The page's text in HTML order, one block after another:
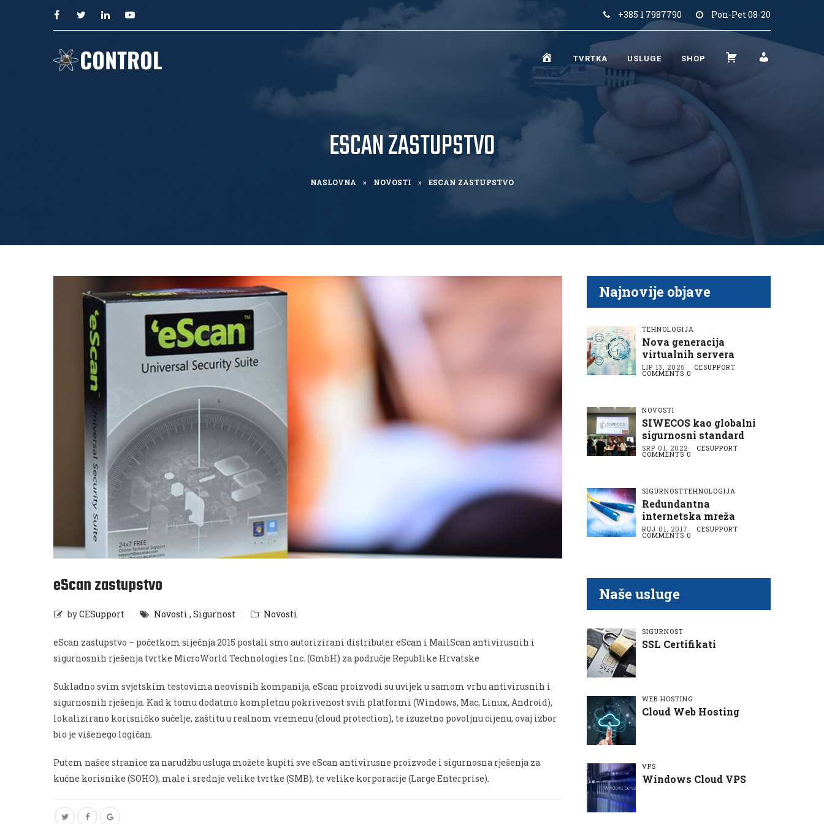
+385 1 7987790 Pon-Pet 08-20
TVRTKA USLUGE SHOP
ESCAN ZASTUPSTVO
NASLOVNA » NOVOSTI » ESCAN ZASTUPSTVO
eScan zastupstvo
byCESupport Novosti , Sigurnost Novosti
eScan zastupstvo – početkom siječnja 2015 postali smo autorizirani distributer eScan i MailScan antivirusnih i
sigurnosnih rješenja tvrtke MicroWorld Technologies Inc. (GmbH) za područje Republike Hrvatske
Sukladno svim svjetskim testovima neovisnih kompanija, eScan proizvodi su uvijek u samom vrhu antivirusnih i
sigurnosnih rješenja. Kad k tomu dodatmo kompletnu pokrivenost svih platformi (Windows, Mac, Linux, Android),
lokalizirano korisničko sučelje, zaštitu u realnom vremenu (cloud protection), te izuzetno povoljnu cijenu, ovaj izbor
bio je višenego logičan.
Putem našee stranice za narudžbu usluga možete kupiti sve eScan antivirusne proizvode i sigurnosna rješenja za
kućne korisnike (SOHO), male i srednje velike tvrtke (SMB), te velike korporacije (Large Enterprise).
Najnovije objave
TEHNOLOGIJA
Nova generacija
virtualnih servera
LIP 13, 2025 CESUPPORT
COMMENTS 0
NOVOSTI
SIWECOS kao globalni
sigurnosni standard
SRP 01, 2022 CESUPPORT
COMMENTS 0
SIGURNOSTTEHNOLOGIJA
Redundantna
internetska mreža
RUJ 01, 2017 CESUPPORT
COMMENTS 0
Naše usluge
SIGURNOST
SSL Certifikati
WEB HOSTING
Cloud Web Hosting
VPS
Windows Cloud VPS